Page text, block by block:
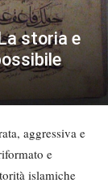
storia e
aggressiva e
e
islamiche